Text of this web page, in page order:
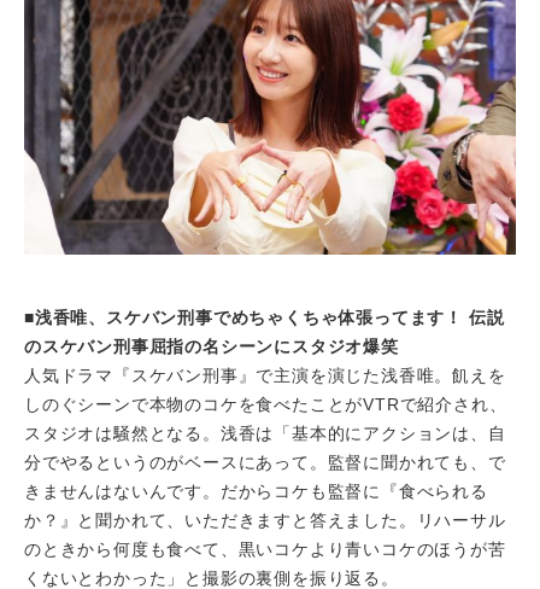
■浅香唯、スケバン刑事でめちゃくちゃ体張ってます！ 伝説
のスケバン刑事屈指の名シーンにスタジオ爆笑
人気ドラマ『スケバン刑事』で主演を演じた浅香唯。飢えを
しのぐシーンで本物のコケを食べたことがVTRで紹介され、
スタジオは騒然となる。浅香は「基本的にアクションは、自
分でやるというのがベースにあって。監督に聞かれても、で
きませんはないんです。だからコケも監督に『食べられる
か？』と聞かれて、いただきますと答えました。リハーサル
のときから何度も食べて、黒いコケより青いコケのほうが苦
くないとわかった」と撮影の裏側を振り返る。